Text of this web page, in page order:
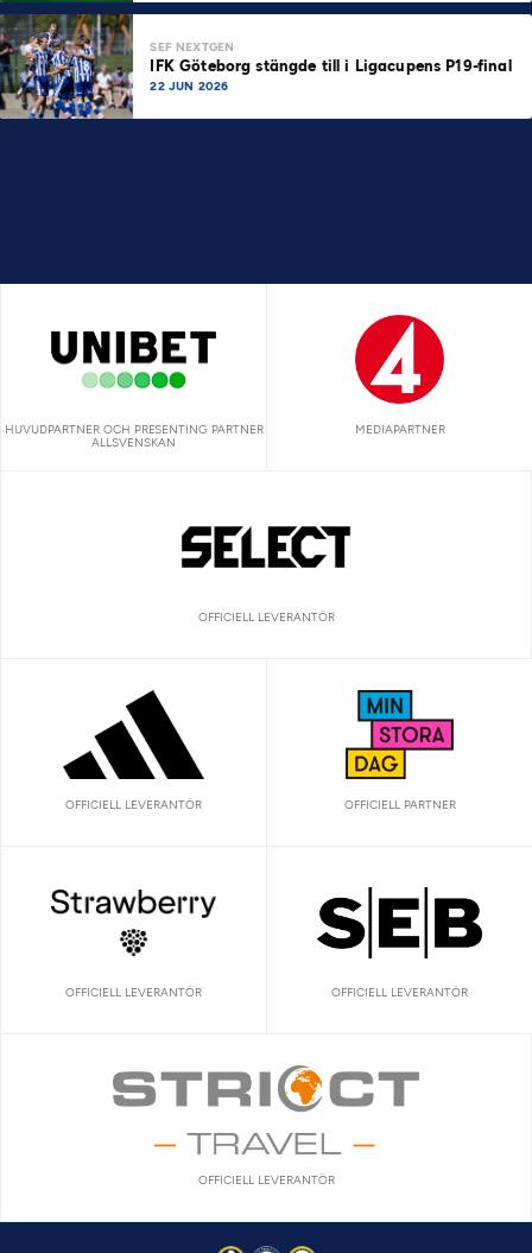
SEF NEXTGEN
IFK Göteborg stängde till i Ligacupens P19-final
22 JUN 2026
HUVUDPARTNER OCH PRESENTING PARTNER
ALLSVENSKAN
MEDIAPARTNER
OFFICIELL LEVERANTÖR
OFFICIELL LEVERANTÖR OFFICIELL PARTNER
OFFICIELL LEVERANTÖR OFFICIELL LEVERANTÖR
OFFICIELL LEVERANTÖR